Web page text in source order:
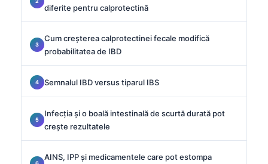
diferite pentru calprotectină
Cum creșterea calprotectinei fecale modifică
probabilitatea de IBD
Semnalul IBD versus tiparul IBS
Infecția și o boală intestinală de scurtă durată pot
crește rezultatele
AINS, IPP și medicamentele care pot estompa